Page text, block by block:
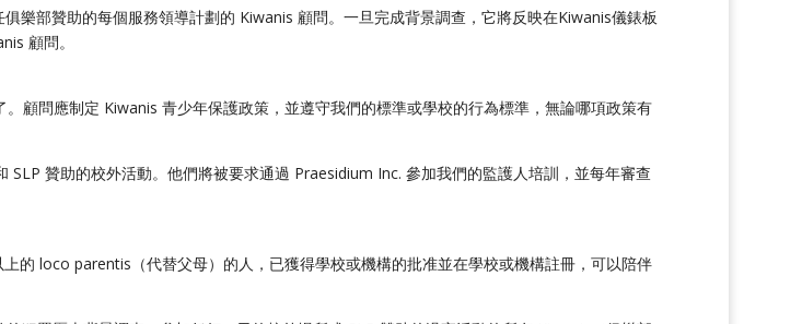
樂部贊助的每個服務領導計劃的 Kiwanis 顧問。一旦完成背景調查，它將反映在Kiwanis儀錶板
顧問。
顧問應制定 Kiwanis 青少年保護政策，並遵守我們的標準或學校的行為標準，無論哪項政策有
贊助的校外活動。他們將被要求通過 Praesidium Inc. 參加我們的監護人培訓，並每年審查
的 loco parentis（代替父母）的人，已獲得學校或機構的批准並在學校或機構註冊，可以陪伴